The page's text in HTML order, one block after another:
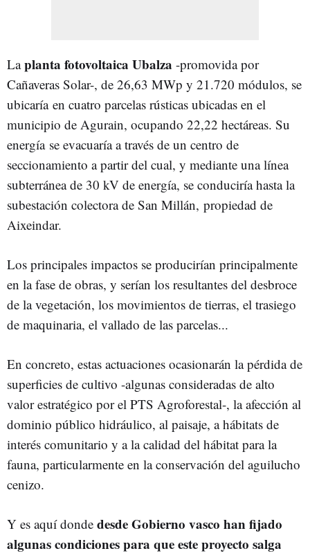
Laplanta fotovoltaica Ubalza -promovida por
Cañaveras Solar-, de 26,63 MWp y 21.720 módulos, se
ubicaría en cuatro parcelas rústicas ubicadas en el
municipio de Agurain, ocupando 22,22 hectáreas. Su
energía se evacuaría a través de un centro de
seccionamiento a partir del cual, y mediante una línea
subterránea de 30 kV de energía, se conduciría hasta la
subestación colectora de San Millán, propiedad de
Aixeindar.
Los principales impactos se producirían principalmente
en la fase de obras, y serían los resultantes del desbroce
de la vegetación, los movimientos de tierras, el trasiego
de maquinaria, el vallado de las parcelas...
En concreto, estas actuaciones ocasionarán la pérdida de
superficies de cultivo -algunas consideradas de alto
valor estratégico por el PTS Agroforestal-, la afección al
dominio público hidráulico, al paisaje, a hábitats de
interés comunitario y a la calidad del hábitat para la
fauna, particularmente en la conservación del aguilucho
cenizo.
Y es aquí donde desde Gobierno vasco han fijado
algunas condiciones para que este proyecto salga